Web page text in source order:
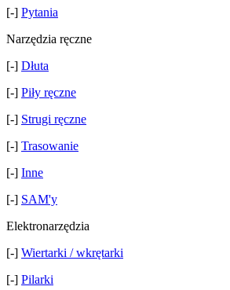
[-] Pytania
Narzędzia ręczne
[-] Dłuta
[-] Piły ręczne
[-] Strugi ręczne
[-] Trasowanie
[-] Inne
[-] SAM'y
Elektronarzędzia
[-] Wiertarki / wkrętarki
[-] Pilarki